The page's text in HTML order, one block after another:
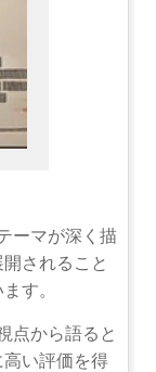
ーマが深く描
されること
す。
点から語ると
い評価を得